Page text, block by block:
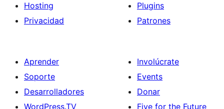
Hosting
Privacidad
Plugins
Patrones
Aprender
Soporte
Desarrolladores
WordPress.TV
Involúcrate
Events
Donar
Five for the Future